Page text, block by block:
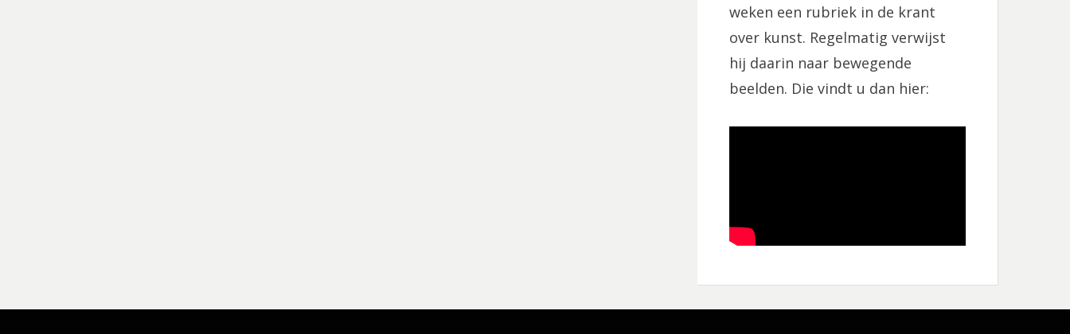
k
a
m
weken een rubriek in de krant
over kunst. Regelmatig verwijst
hij daarin naar bewegende
beelden. Die vindt u dan hier: